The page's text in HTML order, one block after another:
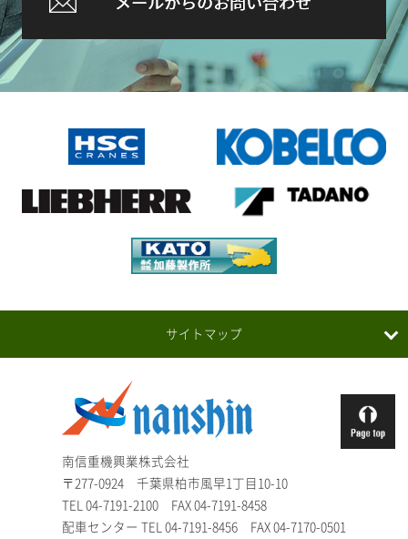
リープヘル LTM1160 導入
2023.03
高柳カップ2023（U-12）に協賛いたしました
「第3回 京葉銀行SDGｓ寄付型私募債」発行
のお知らせ
2023.01
2022.06
ゴミゼロ運動を行いました
2022.05
Jリーグ「柏レイソルvs浦和レッズ戦」に地域
サイトマップ
南信重機興業株式会社
〒277-0924 千葉県柏市風早1丁目10-10
TEL 04-7191-2100 FAX 04-7191-8458
配車センター TEL 04-7191-8456 FAX 04-7170-0501